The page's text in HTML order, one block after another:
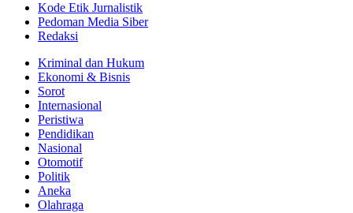
Kode Etik Jurnalistik
Pedoman Media Siber
Redaksi
Kriminal dan Hukum
Ekonomi & Bisnis
Sorot
Internasional
Peristiwa
Pendidikan
Nasional
Otomotif
Politik
Aneka
Olahraga